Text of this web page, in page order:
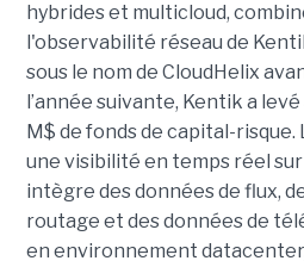
hybrides et multicloud,
l'observabilité réseau de
sous le nom de CloudHelix
l’année suivante, Kentik a
M$ de fonds de capital-
une visibilité en temps réel
intègre des données de flux,
routage et des données de
en environnement